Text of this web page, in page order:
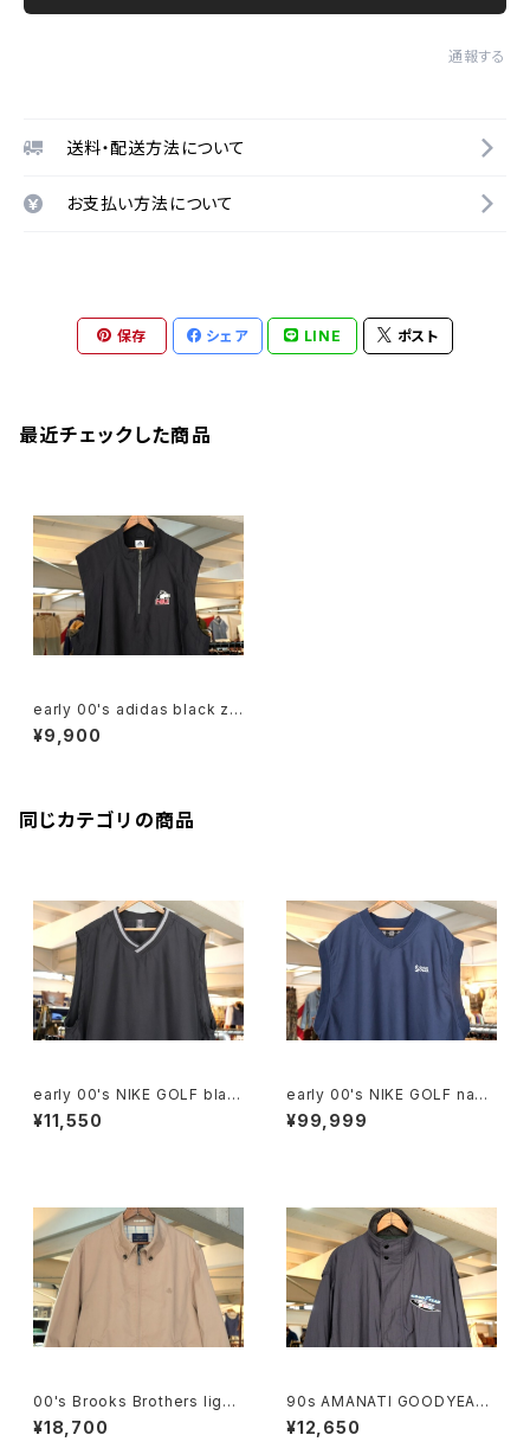
通報する
送料・配送方法について
お支払い方法について
保存 シェア LINE ポスト
最近チェックした商品
early 00's adidas black zi
p-up pull-over Vest "NIU H
USKIES"
¥9,900
同じカテゴリの商品
early 00's NIKE GOLF blac
k v-neck Vest
¥11,550
early 00's NIKE GOLF navy
v-neck Vest "SAS Institut
e"
¥99,999
00's Brooks Brothers light
-beige zip-up Jacket
¥18,700
90s AMANATI GOODYEAR
and NASCAR official racin
g nylon Jacket
¥12,650